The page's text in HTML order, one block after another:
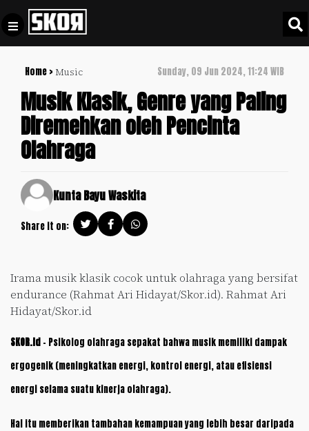
Home > Music Sunday, 09 Jun 2024, 11:24 WIB
Musik Klasik, Genre yang Paling
Diremehkan oleh Pencinta
Olahraga
Kunta Bayu Waskita
Share it on:
Irama musik klasik cocok untuk olahraga yang bersifat
endurance (Rahmat Ari Hidayat/Skor.id). Rahmat Ari
Hidayat/Skor.id
SKOR.id – Psikolog olahraga sepakat bahwa musik memiliki dampak
ergogenik (meningkatkan energi, kontrol energi, atau efisiensi
energi selama suatu kinerja olahraga).
Hal itu memberikan tambahan kemampuan yang lebih besar daripada
Football +
Culture +
Update
Indonesia
SPECIAL
Video
Policy
Pedoman
Pemberitaan
Media
Disclaimer
Tentang